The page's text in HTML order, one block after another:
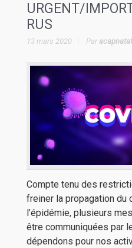
URGENT/
RUS
13 mars 2020 Par
Compte tenu des
freiner la propagation du
l’épidémie, plusieurs
être communiquées par
dépendons pour nos